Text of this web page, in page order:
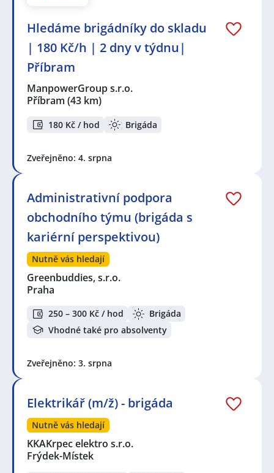
Hledáme brigádníky do skladu
| 180 Kč/h | 2 dny v týdnu|
Příbram
ManpowerGroup s.r.o.
Příbram (43 km)
180 Kč / hod Brigáda
Zveřejněno: 4. srpna
Administrativní podpora
obchodního týmu (brigáda s
kariérní perspektivou)
Nutně vás hledají
Greenbuddies, s.r.o.
Praha
250 – 300 Kč / hod
Brigáda
Vhodné také pro absolventy
Zveřejněno: 3. srpna
Elektrikář (m/ž) - brigáda
Nutně vás hledají
KKAKrpec elektro s.r.o.
Frýdek-Místek